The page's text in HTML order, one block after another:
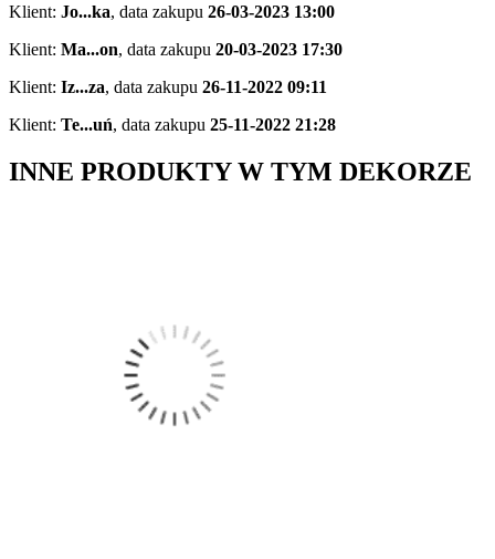
Klient: Jo...ka, data zakupu 26-03-2023 13:00
Klient: Ma...on, data zakupu 20-03-2023 17:30
Klient: Iz...za, data zakupu 26-11-2022 09:11
Klient: Te...uń, data zakupu 25-11-2022 21:28
INNE PRODUKTY W TYM DEKORZE